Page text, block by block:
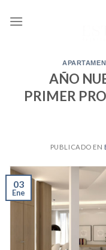
AÑO
PRIMER
PUBLICADO EN
03
Ene